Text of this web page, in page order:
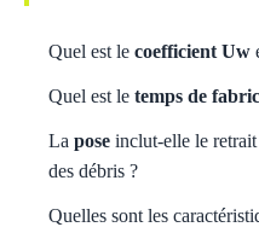
Quel est le coefficient Uw
Quel est le temps de
La pose inclut-elle le
des débris ?
Quelles sont les